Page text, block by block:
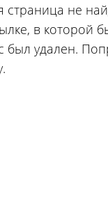
не
в которой
был удален.